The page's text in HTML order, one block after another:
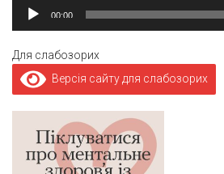
00:00
Для слабозорих
Версія сайту для слабозорих